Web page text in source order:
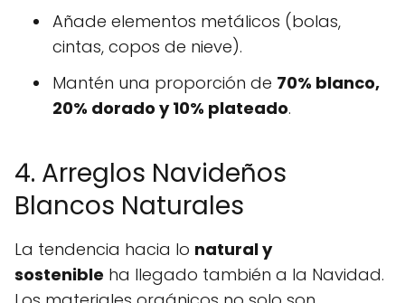
Añade elementos metálicos (bolas,
cintas, copos de nieve).
Mantén una proporción de 70% blanco,
20% dorado y 10% plateado.
4. Arreglos Navideños
Blancos Naturales
La tendencia hacia lo natural y
sostenible ha llegado también a la Navidad.